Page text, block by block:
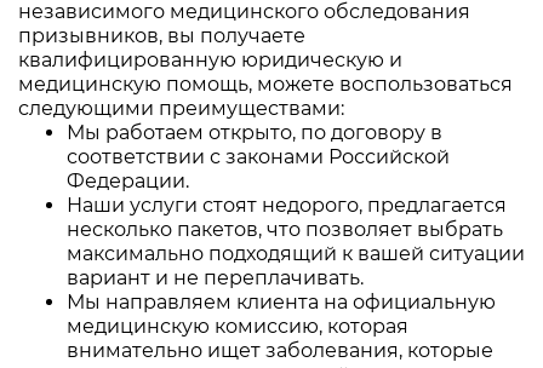
независимого медицинского обследования
призывников, вы получаете
квалифицированную юридическую и
медицинскую помощь, можете воспользоваться
следующими преимуществами:
Мы работаем открыто, по договору в
соответствии с законами Российской
Федерации.
Наши услуги стоят недорого, предлагается
несколько пакетов, что позволяет выбрать
максимально подходящий к вашей ситуации
вариант и не переплачивать.
Мы направляем клиента на официальную
медицинскую комиссию, которая
внимательно ищет заболевания, которые